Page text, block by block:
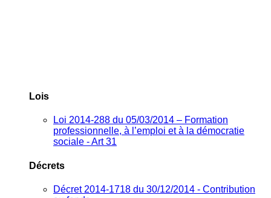
Lois
Loi 2014-288 du 05/03/2014 – Formation
professionnelle, à l’emploi et à la démocratie
sociale - Art 31
Décrets
Décret 2014-1718 du 30/12/2014 - Contribution